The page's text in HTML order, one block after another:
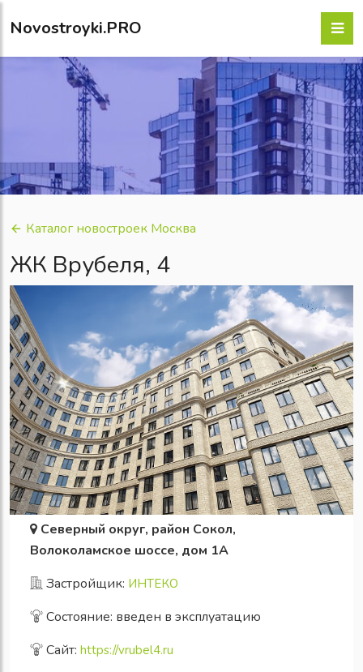
Novostroyki.PRO
Каталог новостроек Москва
ЖК Врубеля, 4
Северный округ, район Сокол,
Волоколамское шоссе, дом 1А
Застройщик: ИНТЕКО
Состояние: введен в эксплуатацию
Сайт: https://vrubel4.ru